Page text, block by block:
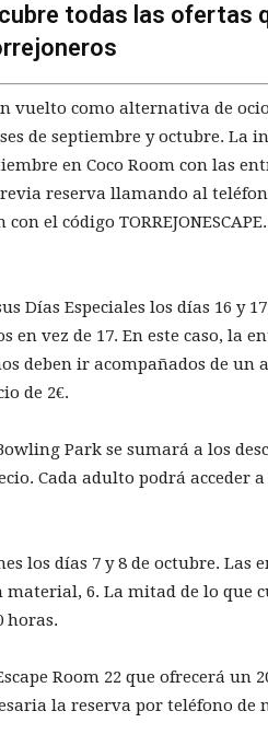
todas las ofertas
vuelto como alternativa de
de septiembre y octubre. La
en Coco Room con las
reserva llamando al
el código
Días Especiales los días 16 y
vez de 17. En este caso, la
deben ir acompañados de un
de 2€.
Park se sumará a los
Cada adulto podrá acceder
los días 7 y 8 de octubre. Las
6. La mitad de lo que
horas.
Room 22 que ofrecerá un
la reserva por teléfono de